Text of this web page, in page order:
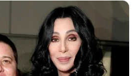
Esta guloseima é
quem não goste. Por isso se
com certeza será
festa de 15 anos!